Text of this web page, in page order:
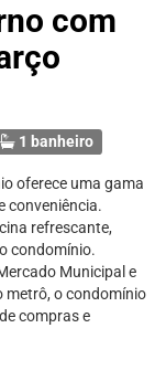
com
1 banheiro
oferece uma gama
conveniência.
refrescante,
condomínio.
Municipal e
metrô, o condomínio
compras e